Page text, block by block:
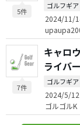
5件
ゴルフギア
2024/11/
7件
キャロ
ライバ
か？
ゴルフギア
2024/5/
ゴルゴルK